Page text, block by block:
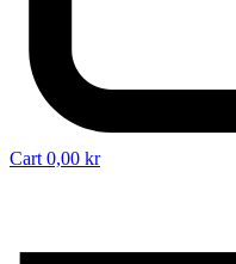
Cart 0,00 kr